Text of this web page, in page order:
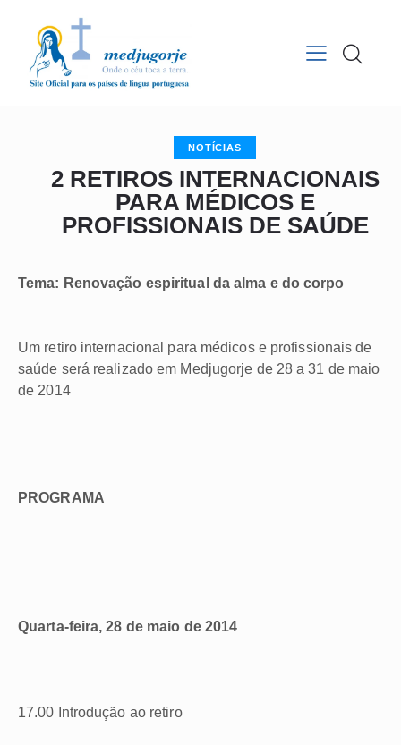
NOTÍCIAS
2 RETIROS INTERNACIONAIS
PARA MÉDICOS E
PROFISSIONAIS DE SAÚDE
Tema: Renovação espiritual da alma e do corpo
Um retiro internacional para médicos e profissionais de
saúde será realizado em Medjugorje de 28 a 31 de maio
de 2014
PROGRAMA
Quarta-feira, 28 de maio de 2014
17.00 Introdução ao retiro